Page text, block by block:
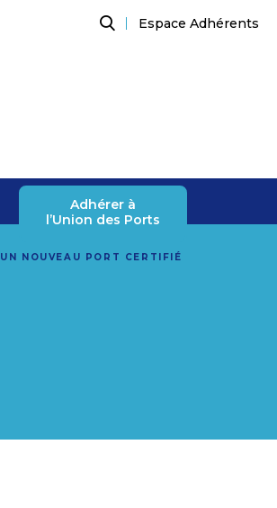
Espace Adhérents
Adhérer à
l’Union des Ports
UN NOUVEAU PORT CERTIFIÉ